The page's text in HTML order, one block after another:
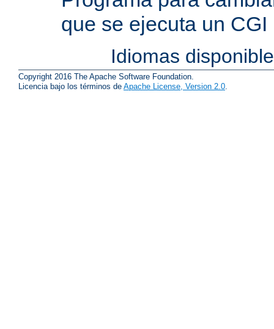
que se ejecuta un CGI
Idiomas
Copyright 2016 The Apache Software Foundation.
Licencia bajo los términos de Apache License, Version 2.0.